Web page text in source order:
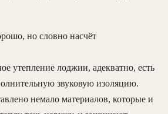
но словно насчёт
утепление лоджии, адекватно, есть
звуковую изоляцию.
немало материалов, которые и